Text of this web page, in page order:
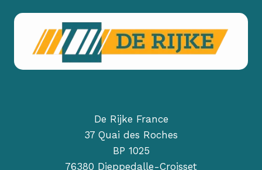
De Rijke France
37 Quai des Roches
BP 1025
76380 Dieppedalle-Croisset